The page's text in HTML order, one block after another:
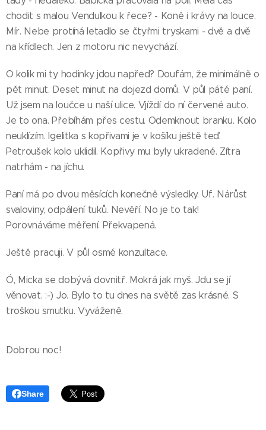
chodit s malou Vendulkou k řece? - Koně i krávy na louce.
Mír. Nebe protíná letadlo se čtyřmi tryskami - dvě a dvě
na křídlech. Jen z motoru nic nevychází.
O kolik mi ty hodinky jdou napřed? Doufám, že minimálně o
pět minut. Deset minut na dojezd domů. V půl páté paní.
Už jsem na loučce u naší ulice. Vjíždí do ní červené auto.
Je to ona. Přebíhám přes cestu. Odemknout branku. Kolo
neuklízím. Igelitka s kopřivami je v košíku ještě teď.
Petroušek kolo uklidil. Kopřivy mu byly ukradené. Zítra
natrhám - na jíchu.
Paní má po dvou měsících konečně výsledky. Uf. Nárůst
svaloviny, odpálení tuků. Nevěří. No je to tak!
Porovnáváme měření. Překvapená.
Ještě pracuji. V půl osmé konzultace.
Ó, Micka se dobývá dovnitř. Mokrá jak myš. Jdu se jí
věnovat. :-) Jo. Bylo to tu dnes na světě zas krásné. S
troškou smutku. Vyváženě.
Dobrou noc!
Share